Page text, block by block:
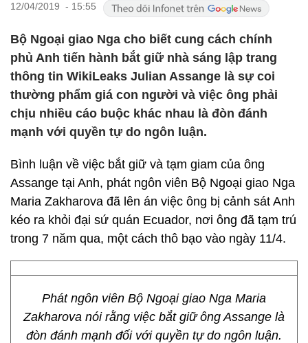
12/04/2019 - 15:55
Bộ Ngoại giao Nga cho biết cung cách chính
phủ Anh tiến hành bắt giữ nhà sáng lập trang
thông tin WikiLeaks Julian Assange là sự coi
thường phẩm giá con người và việc ông phải
chịu nhiều cáo buộc khác nhau là đòn đánh
mạnh với quyền tự do ngôn luận.
Bình luận về việc bắt giữ và tạm giam của ông
Assange tại Anh, phát ngôn viên Bộ Ngoại giao Nga
Maria Zakharova đã lên án việc ông bị cảnh sát Anh
kéo ra khỏi đại sứ quán Ecuador, nơi ông đã tạm trú
trong 7 năm qua, một cách thô bạo vào ngày 11/4.
Phát ngôn viên Bộ Ngoại giao Nga Maria
Zakharova nói rằng việc bắt giữ ông Assange là
đòn đánh mạnh đối với quyền tự do ngôn luận.